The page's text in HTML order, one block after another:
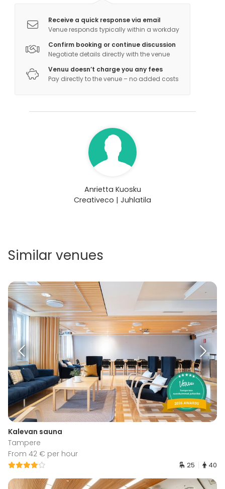
Receive a quick response via email
Venue responds typically within a workday
Confirm booking or continue discussion
Negotiate details directly with the venue
Venuu doesn’t charge you any fees
Pay directly to the venue – no added costs
Anrietta Kuosku
Creativeco | Juhlatila
Similar venues
Kalevan sauna
Tampere
From 42 € per hour
25 40